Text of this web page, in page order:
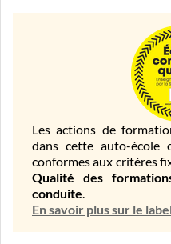
Les actions de
dans cette auto-école
conformes aux critères
Qualité des
conduite.
En savoir plus sur le